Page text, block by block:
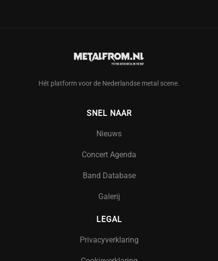
Hét platform voor de Nederlandse metal scene.
SNEL NAAR
Nieuws
Concert Agenda
Band Database
Galerij
LEGAL
Privacyverklaring